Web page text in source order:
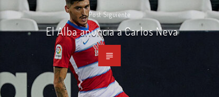
Post Siguiente
El Alba anuncia a Carlos Neva